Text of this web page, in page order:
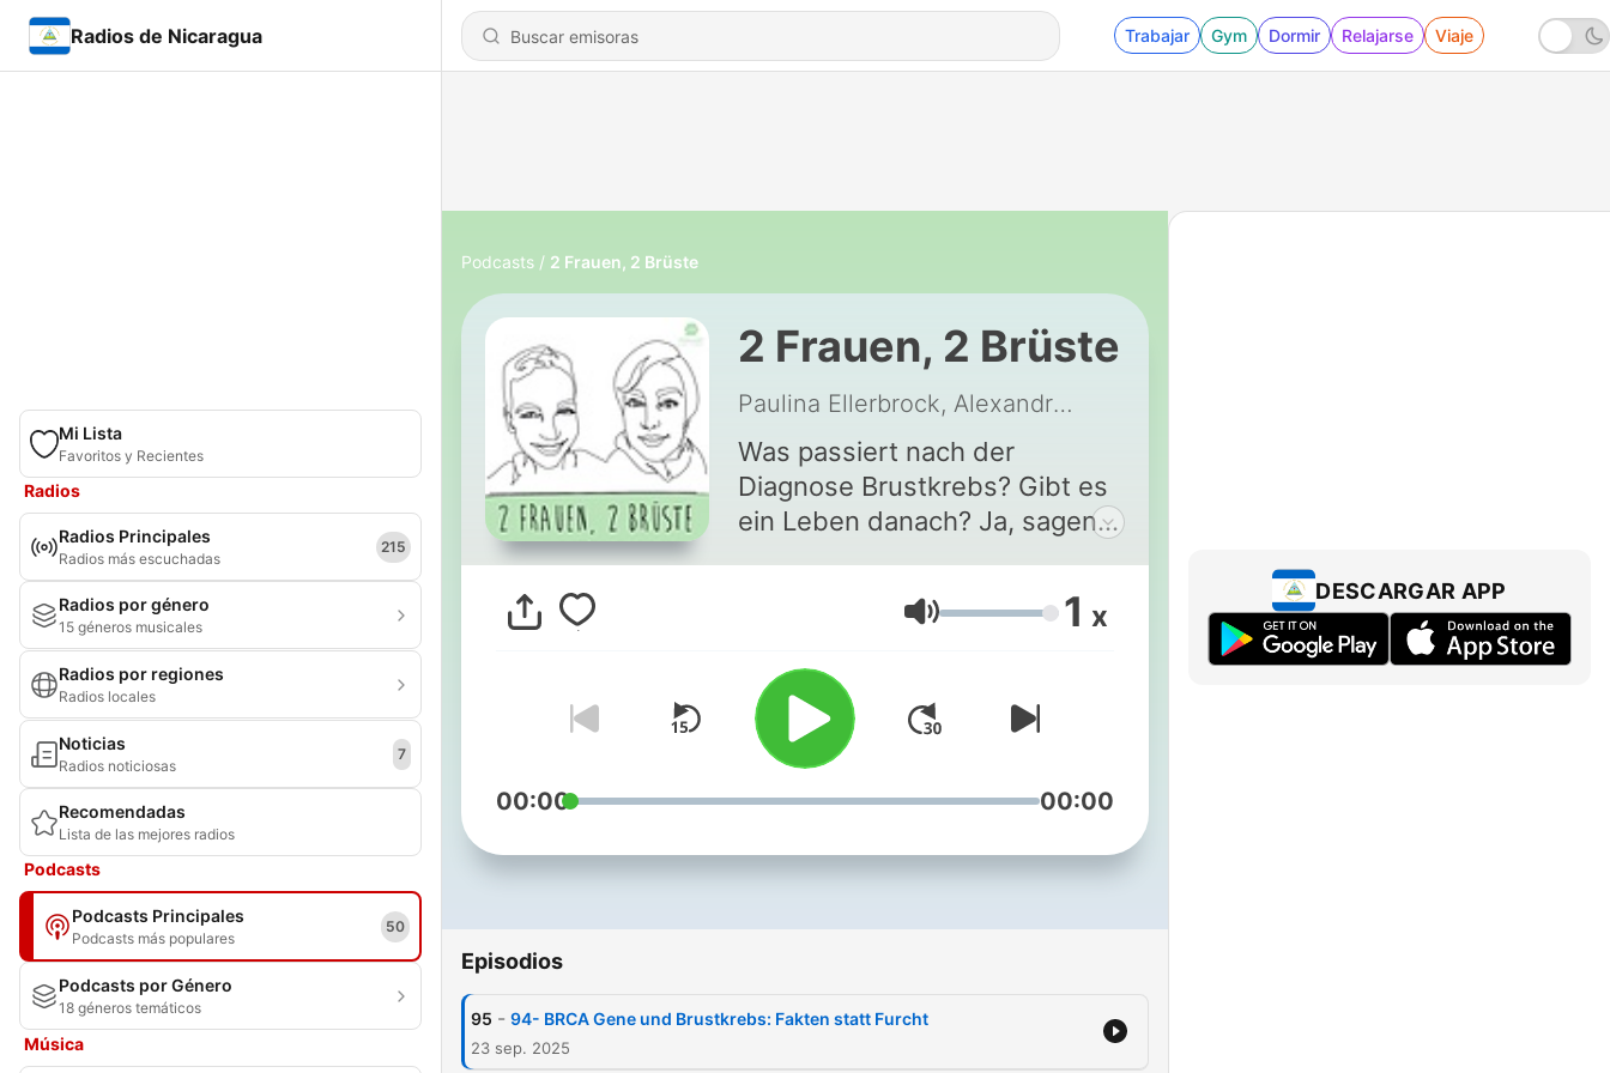
Radios de Nicaragua Trabajar Gym Dormir Relajarse Viaje
Mi Lista
Favoritos y Recientes
Radios
Radios Principales
Radios más escuchadas
215
Radios por género
15 géneros musicales
Radios por regiones
Radios locales
Noticias
Radios noticiosas
7
Recomendadas
Lista de las mejores radios
Podcasts
Podcasts Principales
Podcasts más populares
50
Podcasts por Género
18 géneros temáticos
Música
Podcasts 2 Frauen, 2 Brüste
2 Frauen, 2 Brüste
Paulina Ellerbrock, Alexandra von Korff
Was passiert nach der
Diagnose Brustkrebs? Gibt es
ein Leben danach? Ja, sagen
Ellerbrock und Alexandra von
Korff. Sie schreiben nicht nur
Alltagsmomente mit Krebs,
nein, sie gibt es jetzt auch zu
hören. Und sie sind laut, echt
und unverblümt, aber auch mit
einer guten Portion Humor,
Folgen viele Themen um den
Höhen und Tiefen, denn
Volumen 1 x
00:00 00:00
Episodios
95 - 94- BRCA Gene und Brustkrebs: Fakten statt Furcht
23 sep. 2025
DESCARGAR APP